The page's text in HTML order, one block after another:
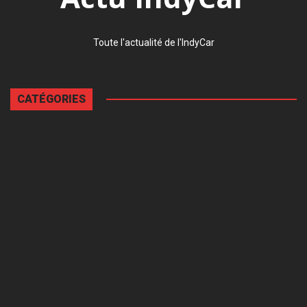
Toute l'actualité de l'IndyCar
CATÉGORIES